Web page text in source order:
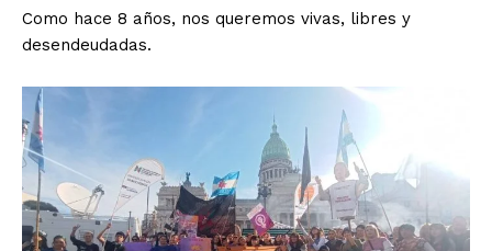
Como hace 8 años, nos queremos vivas, libres y
desendeudadas.